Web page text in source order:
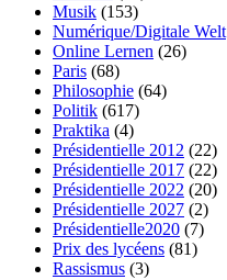
Musik (153)
Numérique/Digitale Welt
Online Lernen (26)
Paris (68)
Philosophie (64)
Politik (617)
Praktika (4)
Présidentielle 2012 (22)
Présidentielle 2017 (22)
Présidentielle 2022 (20)
Présidentielle 2027 (2)
Présidentielle2020 (7)
Prix des lycéens (81)
Rassismus (3)